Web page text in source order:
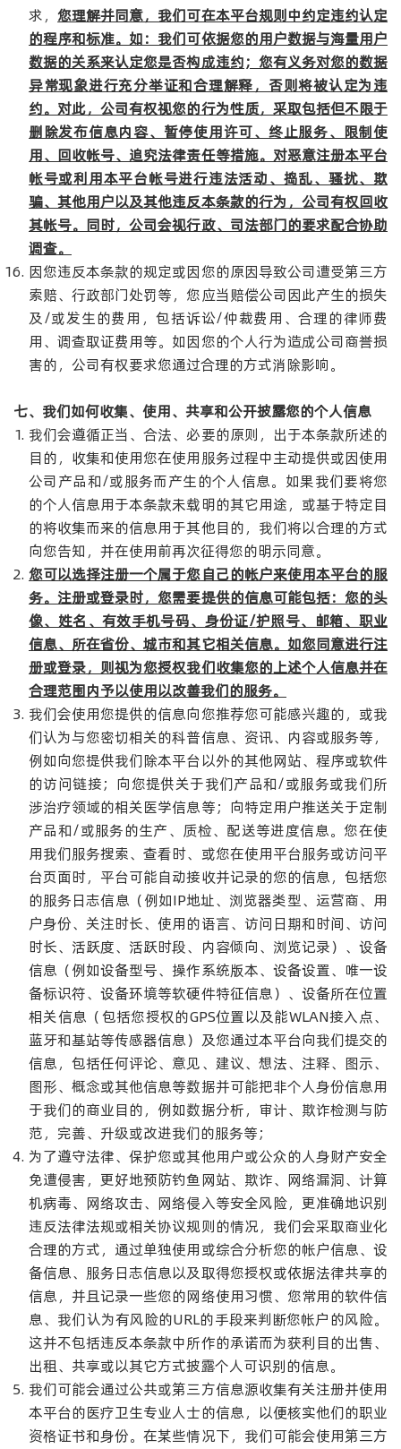
求，您理解并同意，我们可在本平台规则中约定违约认定
的程序和标准。如：我们可依据您的用户数据与海量用户
数据的关系来认定您是否构成违约；您有义务对您的数据
异常现象进行充分举证和合理解释，否则将被认定为违
约。对此，公司有权视您的行为性质，采取包括但不限于
删除发布信息内容、暂停使用许可、终止服务、限制使
用、回收帐号、追究法律责任等措施。对恶意注册本平台
帐号或利用本平台帐号进行违法活动、捣乱、骚扰、欺
骗、其他用户以及其他违反本条款的行为，公司有权回收
其帐号。同时，公司会视行政、司法部门的要求配合协助
调查。
因您违反本条款的规定或因您的原因导致公司遭受第三方
索赔、行政部门处罚等，您应当赔偿公司因此产生的损失
及/或发生的费用，包括诉讼/仲裁费用、合理的律师费
用、调查取证费用等。如因您的个人行为造成公司商誉损
害的，公司有权要求您通过合理的方式消除影响。
七、我们如何收集、使用、共享和公开披露您的个人信息
我们会遵循正当、合法、必要的原则，出于本条款所述的
目的，收集和使用您在使用服务过程中主动提供或因使用
公司产品和/或服务而产生的个人信息。如果我们要将您
的个人信息用于本条款未载明的其它用途，或基于特定目
的将收集而来的信息用于其他目的，我们将以合理的方式
向您告知，并在使用前再次征得您的明示同意。
您可以选择注册一个属于您自己的帐户来使用本平台的服
务。注册或登录时，您需要提供的信息可能包括：您的头
像、姓名、有效手机号码、身份证/护照号、邮箱、职业
信息、所在省份、城市和其它相关信息。如您同意进行注
册或登录，则视为您授权我们收集您的上述个人信息并在
合理范围内予以使用以改善我们的服务。
我们会使用您提供的信息向您推荐您可能感兴趣的，或我
们认为与您密切相关的科普信息、资讯、内容或服务等，
例如向您提供我们除本平台以外的其他网站、程序或软件
的访问链接；向您提供关于我们产品和/或服务或我们所
涉治疗领域的相关医学信息等；向特定用户推送关于定制
产品和/或服务的生产、质检、配送等进度信息。您在使
用我们服务搜索、查看时、或您在使用平台服务或访问平
台页面时，平台可能自动接收并记录的您的信息，包括您
的服务日志信息（例如IP地址、浏览器类型、运营商、用
户身份、关注时长、使用的语言、访问日期和时间、访问
时长、活跃度、活跃时段、内容倾向、浏览记录）、设备
信息（例如设备型号、操作系统版本、设备设置、唯一设
备标识符、设备环境等软硬件特征信息）、设备所在位置
相关信息（包括您授权的GPS位置以及能WLAN接入点、
蓝牙和基站等传感器信息）及您通过本平台向我们提交的
信息，包括任何评论、意见、建议、想法、注释、图示、
图形、概念或其他信息等数据并可能把非个人身份信息用
于我们的商业目的，例如数据分析，审计、欺诈检测与防
范，完善、升级或改进我们的服务等；
为了遵守法律、保护您或其他用户或公众的人身财产安全
免遭侵害，更好地预防钓鱼网站、欺诈、网络漏洞、计算
机病毒、网络攻击、网络侵入等安全风险，更准确地识别
违反法律法规或相关协议规则的情况，我们会采取商业化
合理的方式，通过单独使用或综合分析您的帐户信息、设
备信息、服务日志信息以及取得您授权或依据法律共享的
信息，并且记录一些您的网络使用习惯、您常用的软件信
息、我们认为有风险的URL的手段来判断您帐户的风险。
这并不包括违反本条款中所作的承诺而为获利目的出售、
出租、共享或以其它方式披露个人可识别的信息。
我们可能会通过公共或第三方信息源收集有关注册并使用
本平台的医疗卫生专业人士的信息，以便核实他们的职业
资格证书和身份。在某些情况下，我们可能会使用第三方